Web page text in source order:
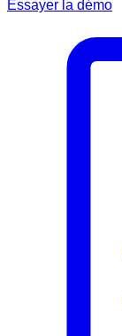
Essayer la démo